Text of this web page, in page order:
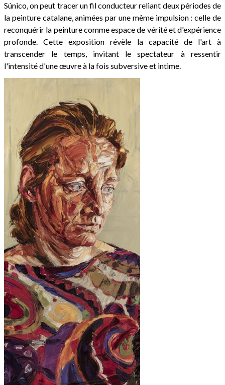
Súnico, on peut tracer un fil conducteur reliant deux périodes de
la peinture catalane, animées par une même impulsion : celle de
reconquérir la peinture comme espace de vérité et d'expérience
profonde. Cette exposition révèle la capacité de l'art à
transcender le temps, invitant le spectateur à ressentir
l'intensité d'une œuvre à la fois subversive et intime.